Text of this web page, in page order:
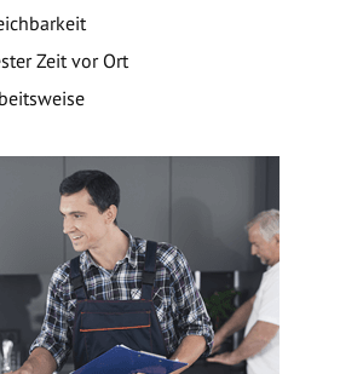
Zeit vor Ort